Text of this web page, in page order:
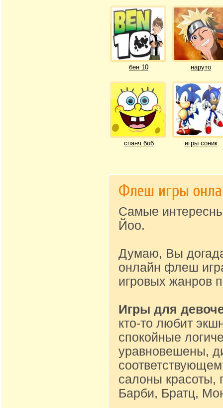
бен 10 наруто
спанч боб игры соник
Флеш игры
Самые
Йоо.
Думаю, Вы
онлайн флеш
игровых жанров
Игры для
кто-то любит
спокойные
уравновешены,
салоны красоты,
Барби, Братц,